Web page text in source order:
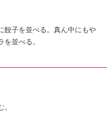
餃子を並べる。真ん中にもや
並べる。